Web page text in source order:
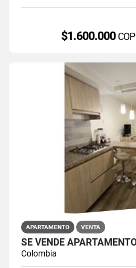
$1.600.000 COP
APARTAMENTO VENTA
Colombia